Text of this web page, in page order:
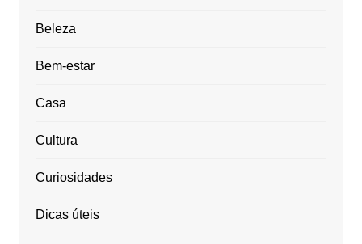
Beleza
Bem-estar
Casa
Cultura
Curiosidades
Dicas úteis